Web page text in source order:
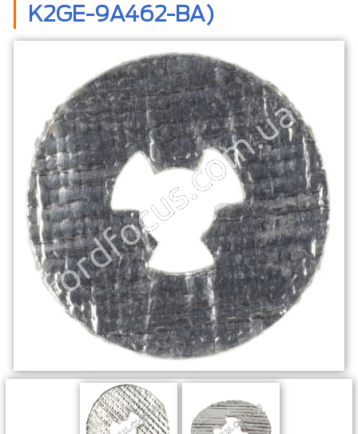
K2GE-9A462-BA)